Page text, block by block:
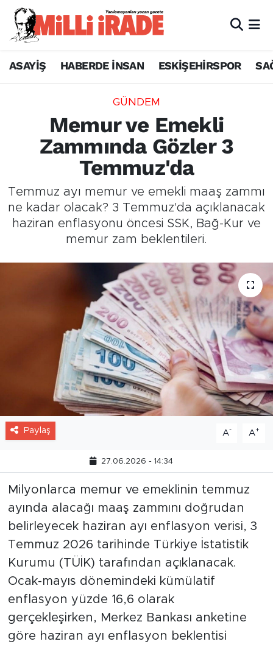
ASAYİŞ HABERDE İNSAN ESKİŞEHİRSPOR
GÜNDEM
Memur ve Emekli
Zammında Gözler 3
Temmuz'da
Temmuz ayı memur ve emekli maaş zammı
ne kadar olacak? 3 Temmuz'da açıklanacak
haziran enflasyonu öncesi SSK, Bağ-Kur ve
memur zam beklentileri.
Paylaş A- A+
27.06.2026 - 14:34
Milyonlarca memur ve emeklinin temmuz
ayında alacağı maaş zammını doğrudan
belirleyecek haziran ayı enflasyon verisi, 3
Temmuz 2026 tarihinde Türkiye İstatistik
Kurumu (TÜİK) tarafından açıklanacak.
Ocak-mayıs dönemindeki kümülatif
enflasyon yüzde 16,6 olarak
gerçekleşirken, Merkez Bankası anketine
göre haziran ayı enflasyon beklentisi